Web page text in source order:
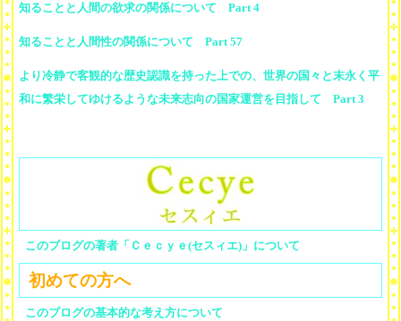
知ることと人間の欲求の関係について Part 4
知ることと人間性の関係について Part 57
より冷静で客観的な歴史認識を持った上での、世界の国々と末永く平
和に繁栄してゆけるような未来志向の国家運営を目指して Part 3
このブログの著者「Ｃｅｃｙｅ(セスィエ)」について
初めての方へ
このブログの基本的な考え方について